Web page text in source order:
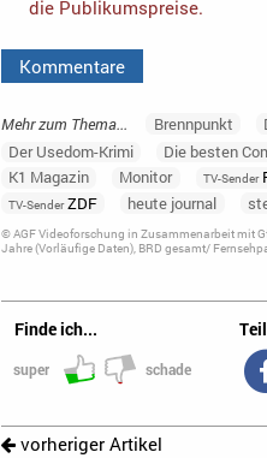
die Publikumspreise.
Kommentare
Mehr zum Thema... Brennpunkt
Der Usedom-Krimi
Die besten
K1 Magazin
Monitor TV-Sender
TV-SenderZDF heute journal
© AGF Videoforschung in Zusammenarbeit mit
Jahre (Vorläufige Daten), BRD gesamt/
Finde ich...
super schade
vorheriger Artikel